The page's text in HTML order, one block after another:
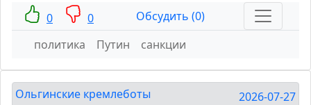
0 0
Обсудить (0)
политика
Путин санкции
Ольгинские кремлеботы 2026-07-27